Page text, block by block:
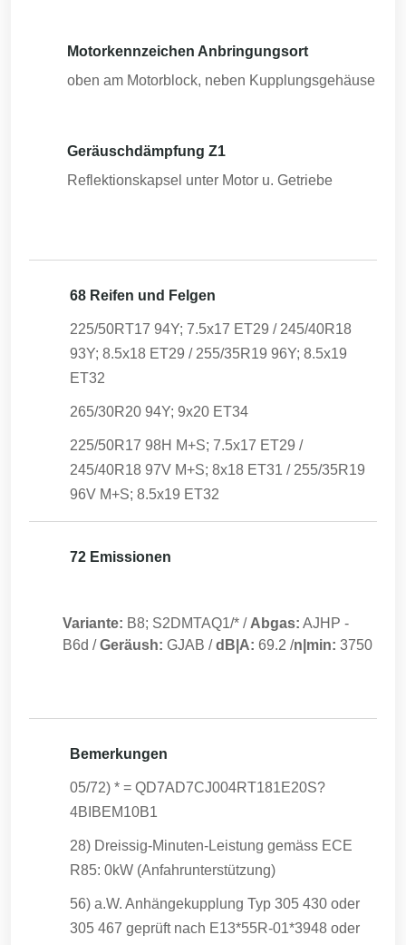
Motorkennzeichen Anbringungsort
oben am Motorblock, neben Kupplungsgehäuse
Geräuschdämpfung Z1
Reflektionskapsel unter Motor u. Getriebe
68 Reifen und Felgen
225/50RT17 94Y; 7.5x17 ET29 / 245/40R18
93Y; 8.5x18 ET29 / 255/35R19 96Y; 8.5x19
ET32
265/30R20 94Y; 9x20 ET34
225/50R17 98H M+S; 7.5x17 ET29 /
245/40R18 97V M+S; 8x18 ET31 / 255/35R19
96V M+S; 8.5x19 ET32
72 Emissionen
Variante: B8; S2DMTAQ1/* / Abgas: AJHP -
B6d /Geräush: GJAB /dB|A: 69.2 /n|min: 3750
Bemerkungen
05/72) * = QD7AD7CJ004RT181E20S?
4BIBEM10B1
28) Dreissig-Minuten-Leistung gemäss ECE
R85: 0kW (Anfahrunterstützung)
56) a.W. Anhängekupplung Typ 305 430 oder
305 467 geprüft nach E13*55R-01*3948 oder